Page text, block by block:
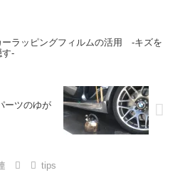
ーラッピングフィルムの活用 -キズを
す-
ーツのゆが
tips